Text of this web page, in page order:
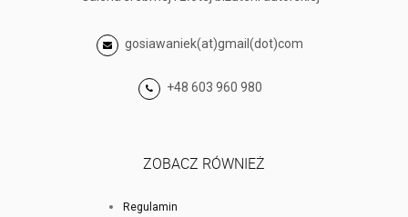
gosiawaniek(at)gmail(dot)com
+48 603 960 980
ZOBACZ RÓWNIEŻ
Regulamin